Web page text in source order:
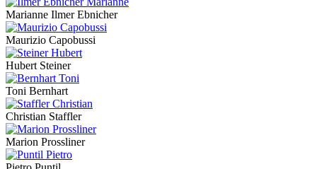
Marianne Ilmer Ebnicher
Maurizio Capobussi
Hubert Steiner
Toni Bernhart
Christian Staffler
Marion Prossliner